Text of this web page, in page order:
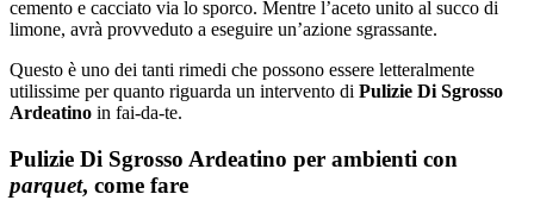
cemento e cacciato via lo sporco. Mentre l’aceto unito al succo di
limone, avrà provveduto a eseguire un’azione sgrassante.
Questo è uno dei tanti rimedi che possono essere letteralmente
utilissime per quanto riguarda un intervento di Pulizie Di Sgrosso
Ardeatino in fai-da-te.
Pulizie Di Sgrosso Ardeatino per ambienti con
parquet, come fare